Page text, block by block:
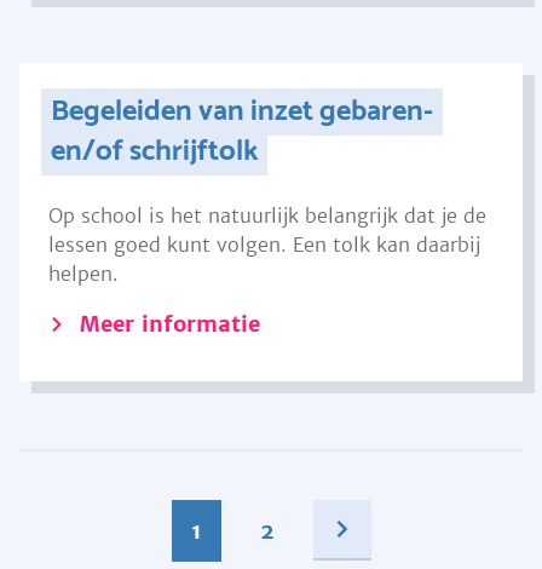
Begeleiden van inzet gebaren-
en/of schrijftolk
Op school is het natuurlijk belangrijk dat je de
lessen goed kunt volgen. Een tolk kan daarbij
helpen.
Meer informatie
1 2